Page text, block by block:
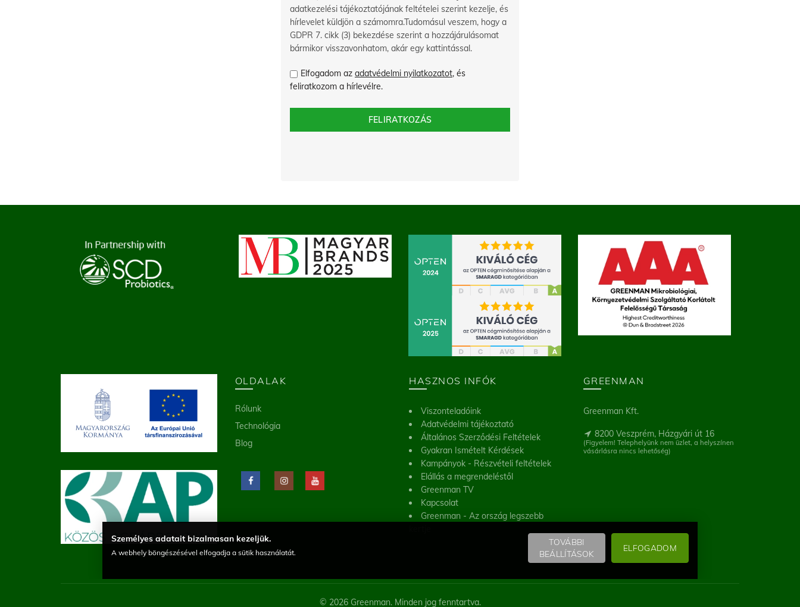
adatkezelési tájékoztatójának feltételei szerint kezelje, és
hírlevelet küldjön a számomra.Tudomásul veszem, hogy a
GDPR 7. cikk (3) bekezdése szerint a hozzájárulásomat
bármikor visszavonhatom, akár egy kattintással.
Elfogadom az adatvédelmi nyilatkozatot, és
feliratkozom a hírlevélre.
OLDALAK
Rólunk
Technológia
Blog
HASZNOS INFÓK
Viszonteladóink
Adatvédelmi tájékoztató
Általános Szerződési Feltételek
Gyakran Ismételt Kérdések
Kampányok - Részvételi feltételek
Elállás a megrendeléstől
Greenman TV
Kapcsolat
Greenman - Az ország legszebb
GREENMAN
Greenman Kft.
8200 Veszprém, Házgyári út 16
(Figyelem! Telephelyünk nem üzlet, a helyszínen
vásárlásra nincs lehetőség)
© 2026 Greenman. Minden jog fenntartva.
Személyes adatait bizalmasan kezeljük.
A webhely böngészésével elfogadja a sütik használatát.
TOVÁBBI
BEÁLLÍTÁSOK
ELFOGADOM